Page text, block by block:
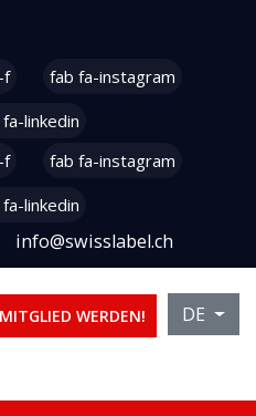
f
fab fa-instagram
linkedin
f
fab fa-instagram
linkedin
info@swisslabel.ch
WERDEN! DE